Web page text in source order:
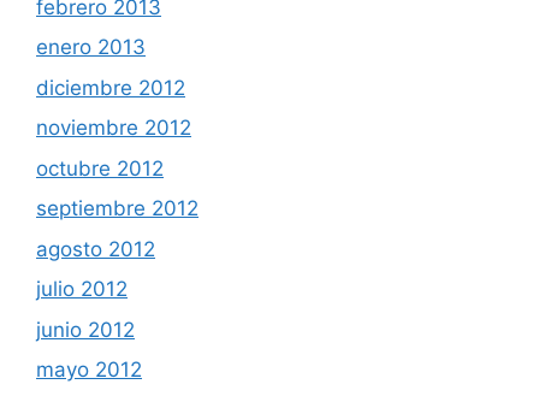
febrero 2013
enero 2013
diciembre 2012
noviembre 2012
octubre 2012
septiembre 2012
agosto 2012
julio 2012
junio 2012
mayo 2012